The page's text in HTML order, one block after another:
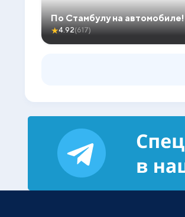
По Стамбулу на автомобиле!
★4.92(617)